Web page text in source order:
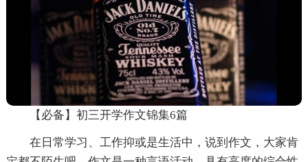
【必备】初三开学作文锦集6篇
在日常学习、工作抑或是生活中，说到作文，大家肯